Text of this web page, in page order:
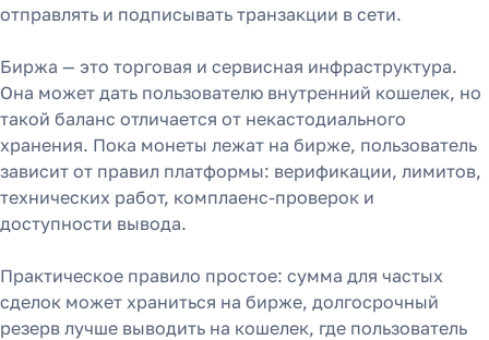
отправлять и подписывать транзакции в сети.
Биржа — это торговая и сервисная инфраструктура.
Она может дать пользователю внутренний кошелек, но
такой баланс отличается от некастодиального
хранения. Пока монеты лежат на бирже, пользователь
зависит от правил платформы: верификации, лимитов,
технических работ, комплаенс-проверок и
доступности вывода.
Практическое правило простое: сумма для частых
сделок может храниться на бирже, долгосрочный
резерв лучше выводить на кошелек, где пользователь
Как перевести деньги
за 2 часа вместо 120